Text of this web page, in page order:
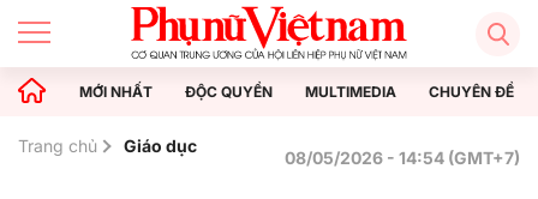
MỚI NHẤT ĐỘC QUYỀN MULTIMEDIA CHUYÊN ĐỀ
Trang chủ Giáo dục
08/05/2026 - 14:54 (GMT+7)